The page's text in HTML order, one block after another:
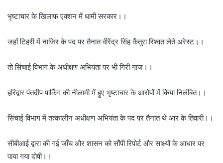
भृष्टाचार के खिलाफ एक्शन में धामी सरकार।।
जहाँ टिहरी में नाजिर के पद पर तैनात वीरेंद्र सिंह कैंतुरा रिश्वत लेते अरेस्ट।।
तो सिंचाई विभाग के अधीक्षण अभियंता पर भी गिरी गाज।।
हरिद्वार पंतदीप पार्किंग की नीलामी में हुए भृष्टाचार के आरोपों में किया निलंबित।।
सिंचाई विभाग में तत्कालीन अधीक्षण अभियंता के पद पर तैनात थे आर के तिवारी।।
सीबीआई द्वारा की गई जाँच और शासन को सौंपी रिपोर्ट और साक्ष्यों के आधार पर
पाया गया दोषी।।